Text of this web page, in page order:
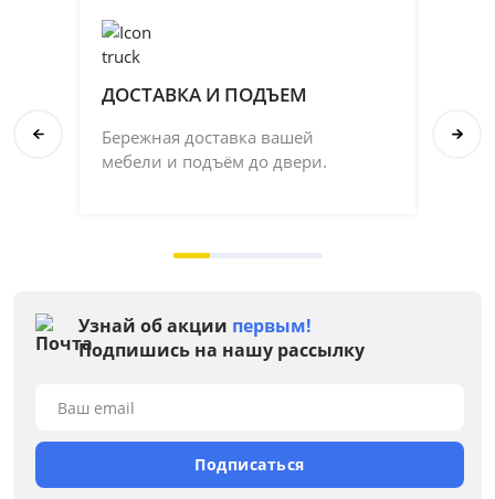
ДОСТАВКА И ПОДЪЕМ
Бережная доставка вашей
мебели и подъём до двери.
Узнай об акции первым!
Подпишись на нашу рассылку
Ваш email
Подписаться